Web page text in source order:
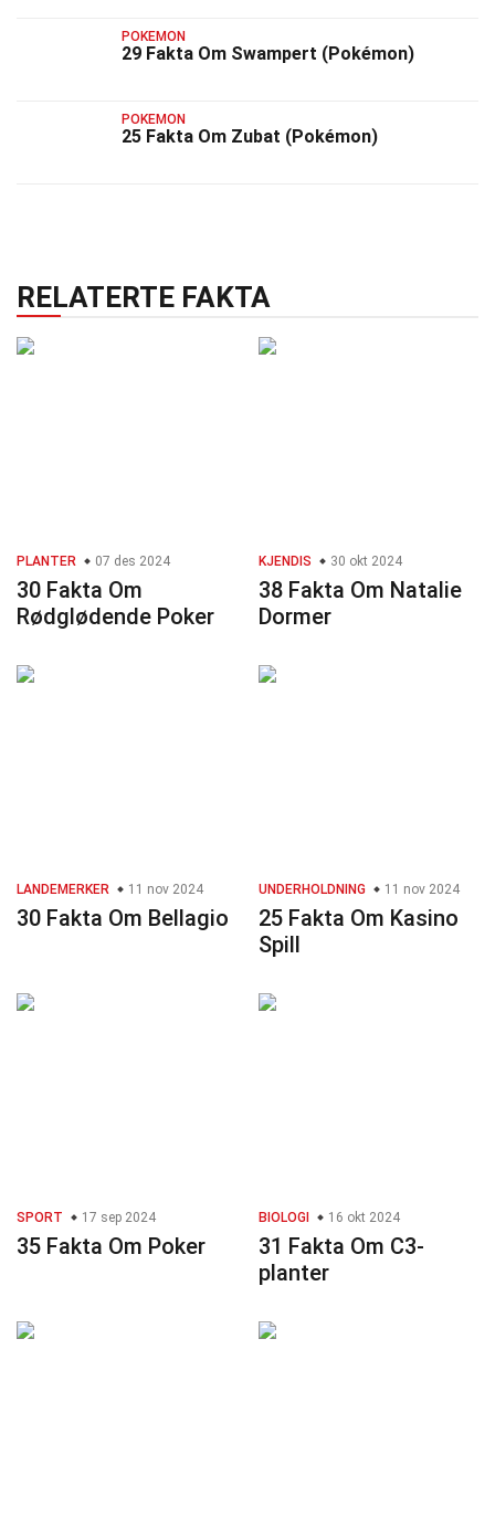
POKEMON
29 Fakta Om Swampert (Pokémon)
POKEMON
25 Fakta Om Zubat (Pokémon)
RELATERTE FAKTA
PLANTER 07 des 2024
30 Fakta Om
Rødglødende Poker
KJENDIS 30 okt 2024
38 Fakta Om Natalie
Dormer
LANDEMERKER 11 nov 2024
30 Fakta Om Bellagio
UNDERHOLDNING 11 nov 2024
25 Fakta Om Kasino
Spill
SPORT 17 sep 2024
35 Fakta Om Poker
BIOLOGI 16 okt 2024
31 Fakta Om C3-
planter